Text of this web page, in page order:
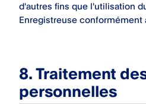
d'autres fins que l'utilisation
Enregistreuse conformément
8. Traitement
personnelles